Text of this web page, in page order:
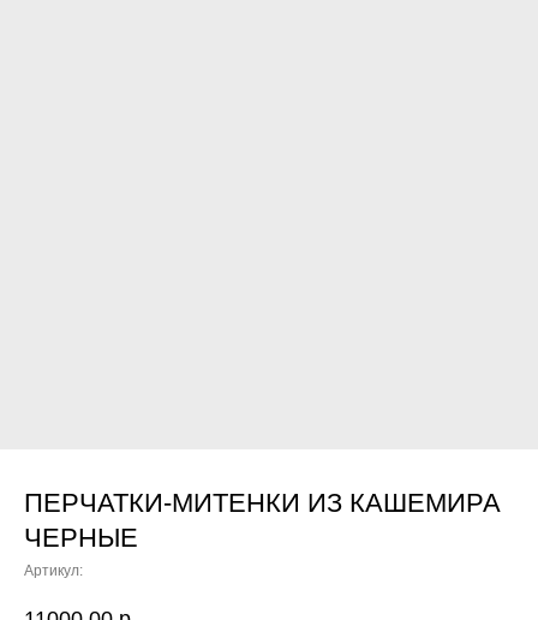
ПЕРЧАТКИ-МИТЕНКИ ИЗ КАШЕМИРА
ЧЕРНЫЕ
Артикул: